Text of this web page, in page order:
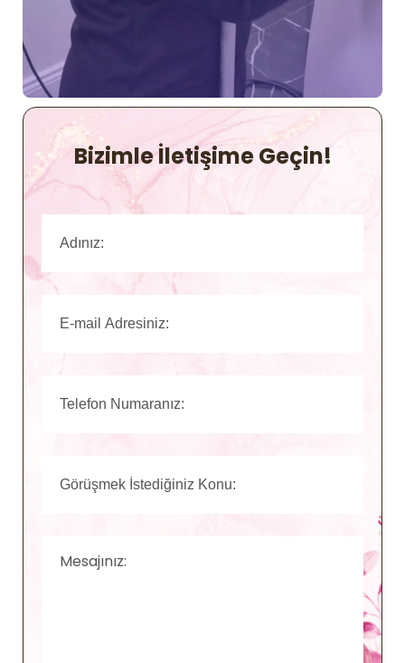
Bizimle İletişime Geçin!